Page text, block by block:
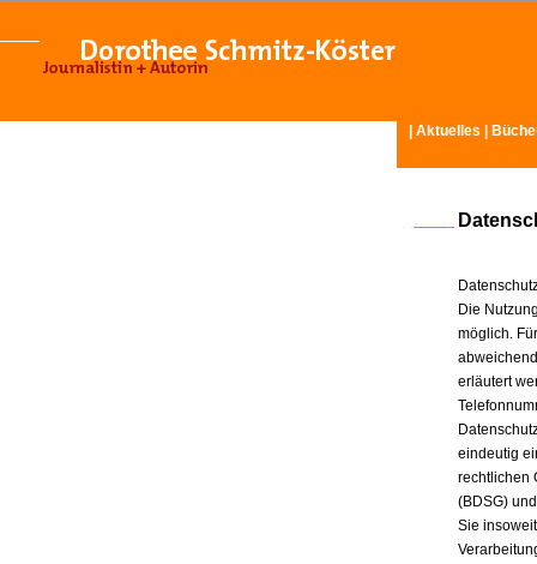
Aktuelles
Die
möglich.
erläutert
eindeutig
rechtlichen
(BDSG)
Sie